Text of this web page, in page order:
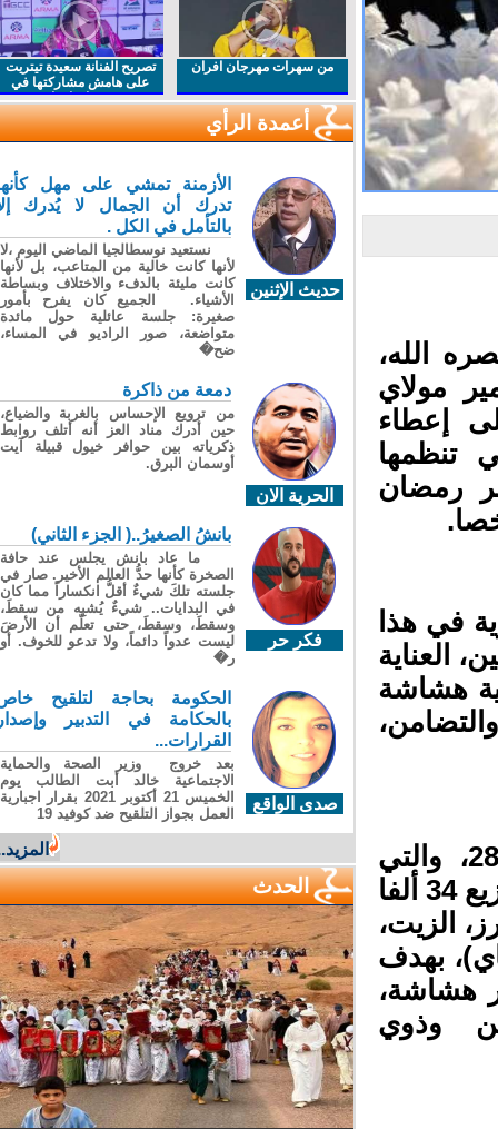
الله،
مولاي
إعطاء
“رمضان 1447″، التي تنظمها
رمضان
في هذا
العناية
هشاشة
وتهم هذه العملية التضامنية، في نسختها الـ 28، والتي
خصص لها غلاف مالي قدره 305 ملايين درهم، توزيع 34 ألفا
الزيت،
بهدف
هشاشة،
وذوي
من سهرات مهرجان افران
تصريح الفنانة سعيدة تيتريت
على هامش مشاركتها في
مهرجان افران
أعمدة الرأي
حديث الإثنين
الأزمنة تمشي على مهل كأنها
تدرك أن الجمال لا يُدرك إلا
بالتأمل في الكل .
نستعيد نوسطالجيا الماضي اليوم ،لا
لأنها كانت خالية من المتاعب، بل لأنها
كانت مليئة بالدفء والاختلاف وبساطة
الأشياء. الجميع كان يفرح بأمور
صغيرة: جلسة عائلية حول مائدة
متواضعة، صور الراديو في المساء،
ضح�
الحرية الان
دمعة من ذاكرة
من ترويع الإحساس بالغربة والضياع،
حين أدرك مناد العز أنه أتلف روابط
ذكرياته بين حوافر خيول قبيلة آيت
أوسمان البرق.
فكر حر
بانشُ الصغيرُ..( الجزء الثاني)
ما عاد بانش يجلس عند حافة
الصخرة كأنها حدُّ العالم الأخير. صار في
جلسته تلكَ شيءٌ أقلُّ انكساراً مما كان
في البدايات.. شيءٌ يُشبِه من سقطَ،
وسقطَ، وسقطَ، حتى تعلّم أن الأرضَ
ليست عدواً دائماً، ولا تدعو للخوف. أو
ر�
صدى الواقع
الحكومة بحاجة لتلقيح خاص
بالحكامة في التدبير وإصدار
القرارات...
بعد خروج وزير الصحة والحماية
الاجتماعية خالد أبت الطالب يوم
الخميس 21 أكتوبر 2021 بقرار اجبارية
العمل بجواز التلقيح ضد كوفيد 19
المزيد...
الحدث